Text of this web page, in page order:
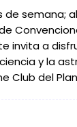
de semana;
invita a
y la
Club del